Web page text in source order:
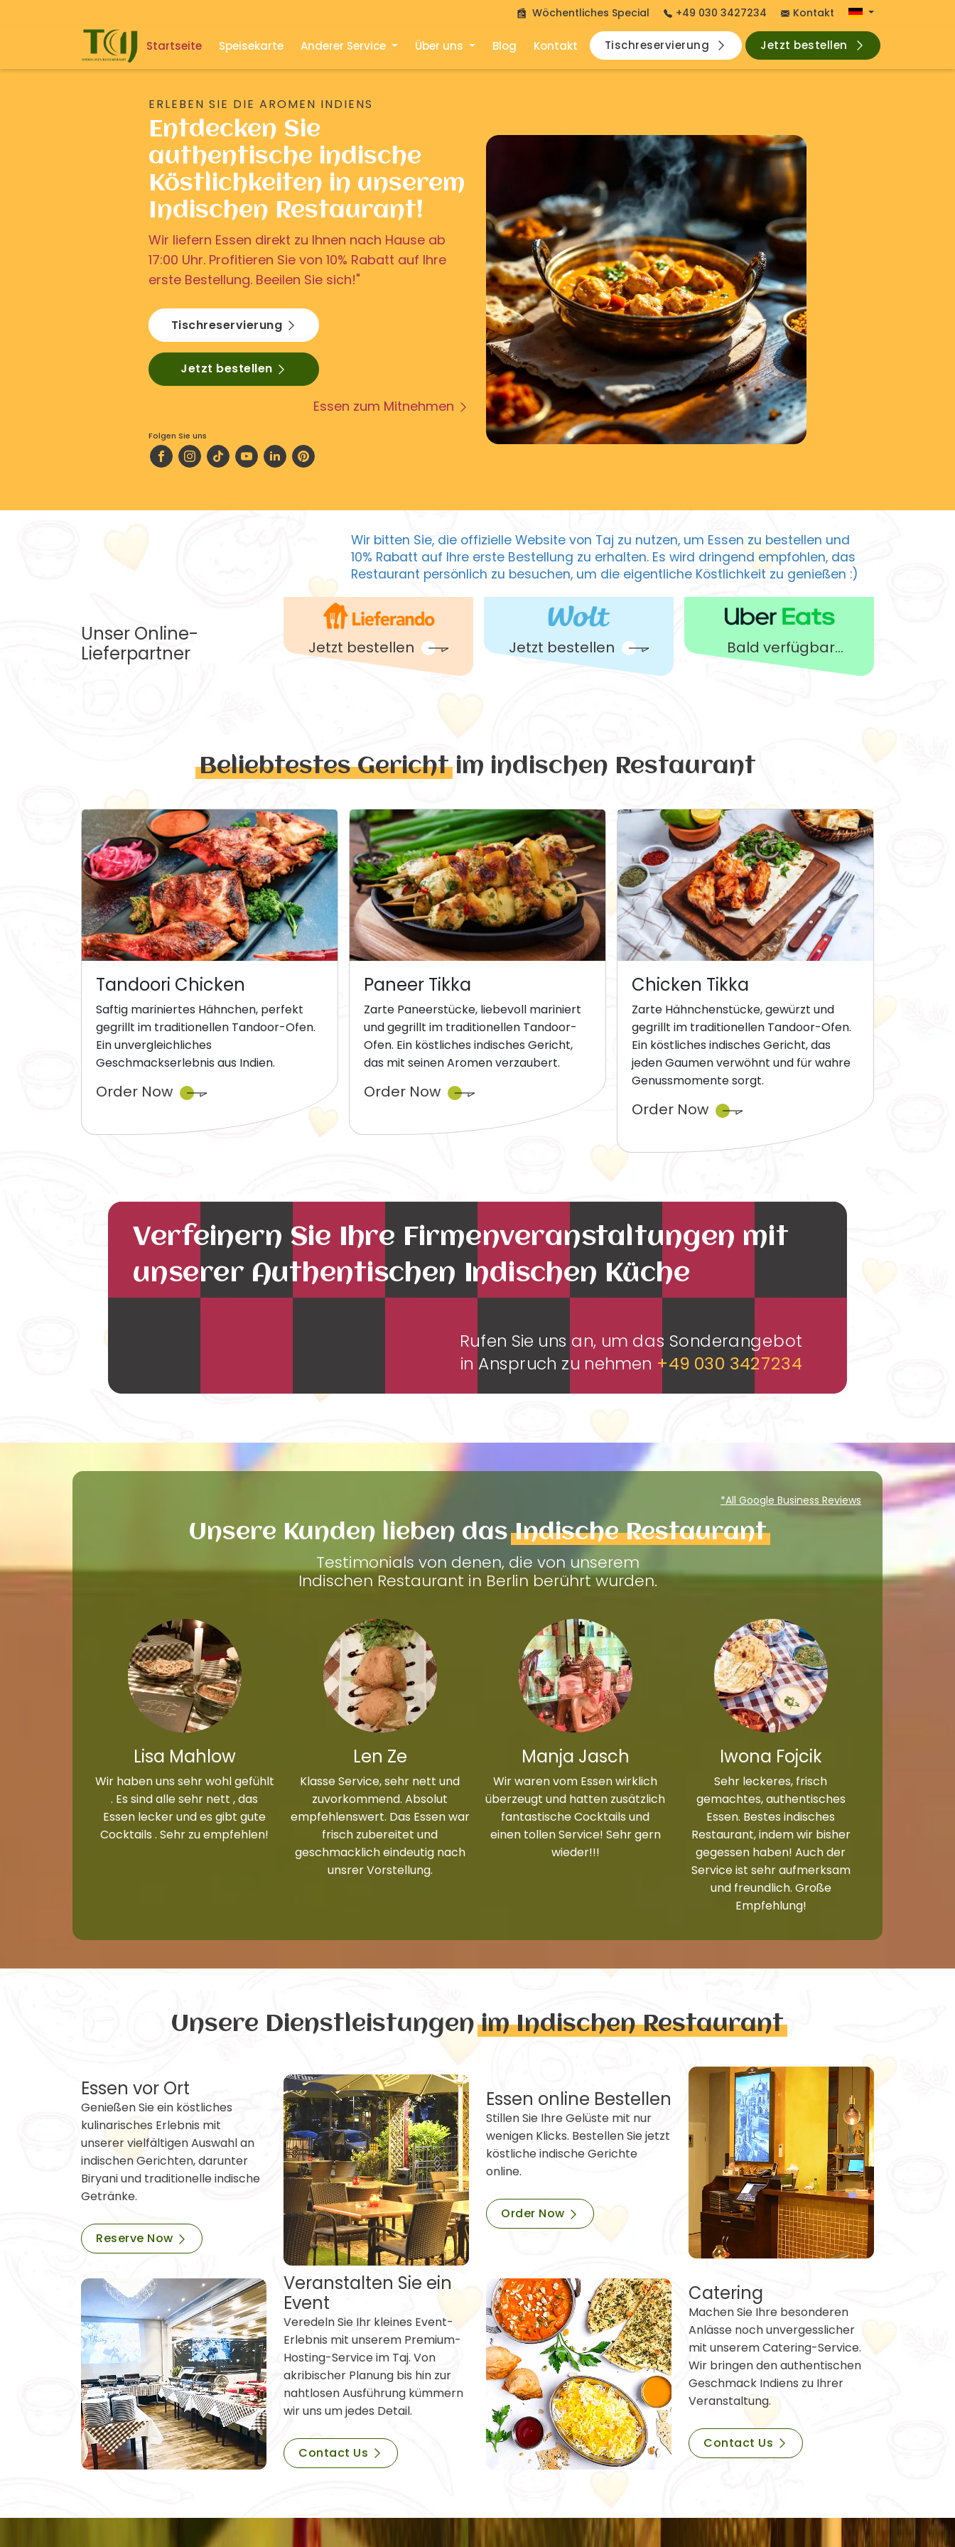
Wöchentliches Special +49 030 3427234 Kontakt
Startseite Speisekarte Anderer Service Über uns Blog Kontakt Tischreservierung Jetzt bestellen
ERLEBEN SIE DIE AROMEN INDIENS
Entdecken Sie
authentische indische
Köstlichkeiten in unserem
Indischen Restaurant!
Wir liefern Essen direkt zu Ihnen nach Hause ab
17:00 Uhr. Profitieren Sie von 10% Rabatt auf Ihre
erste Bestellung. Beeilen Sie sich!"
Tischreservierung
Jetzt bestellen
Essen zum Mitnehmen
Folgen Sie uns
Wir bitten Sie, die offizielle Website von Taj zu nutzen, um Essen zu bestellen und
10% Rabatt auf Ihre erste Bestellung zu erhalten. Es wird dringend empfohlen, das
Restaurant persönlich zu besuchen, um die eigentliche Köstlichkeit zu genießen :)
Unser Online-
Lieferpartner
Jetzt bestellen Jetzt bestellen Bald verfügbar...
Beliebtestes Gerichtim indischen Restaurant
Tandoori Chicken
Saftig mariniertes Hähnchen, perfekt
gegrillt im traditionellen Tandoor-Ofen.
Ein unvergleichliches
Geschmackserlebnis aus Indien.
Order Now
Paneer Tikka
Zarte Paneerstücke, liebevoll mariniert
und gegrillt im traditionellen Tandoor-
Ofen. Ein köstliches indisches Gericht,
das mit seinen Aromen verzaubert.
Order Now
Chicken Tikka
Zarte Hähnchenstücke, gewürzt und
gegrillt im traditionellen Tandoor-Ofen.
Ein köstliches indisches Gericht, das
jeden Gaumen verwöhnt und für wahre
Genussmomente sorgt.
Order Now
Verfeinern Sie Ihre Firmenveranstaltungen mit
unserer Authentischen Indischen Küche
Rufen Sie uns an, um das Sonderangebot
in Anspruch zu nehmen +49 030 3427234
*All Google Business Reviews
Unsere Kunden lieben dasIndische Restaurant
Testimonials von denen, die von unserem
Indischen Restaurant in Berlin berührt wurden.
Lisa Mahlow
Wir haben uns sehr wohl gefühlt
. Es sind alle sehr nett , das
Essen lecker und es gibt gute
Cocktails . Sehr zu empfehlen!
Len Ze
Klasse Service, sehr nett und
zuvorkommend. Absolut
empfehlenswert. Das Essen war
frisch zubereitet und
geschmacklich eindeutig nach
unsrer Vorstellung.
Manja Jasch
Wir waren vom Essen wirklich
überzeugt und hatten zusätzlich
fantastische Cocktails und
einen tollen Service! Sehr gern
wieder!!!
Iwona Fojcik
Sehr leckeres, frisch
gemachtes, authentisches
Essen. Bestes indisches
Restaurant, indem wir bisher
gegessen haben! Auch der
Service ist sehr aufmerksam
und freundlich. Große
Empfehlung!
Unsere Dienstleistungenim Indischen Restaurant
Essen vor Ort
Genießen Sie ein köstliches
kulinarisches Erlebnis mit
unserer vielfältigen Auswahl an
indischen Gerichten, darunter
Biryani und traditionelle indische
Getränke.
Reserve Now
Essen online Bestellen
Stillen Sie Ihre Gelüste mit nur
wenigen Klicks. Bestellen Sie jetzt
köstliche indische Gerichte
online.
Order Now
Veranstalten Sie ein
Event
Veredeln Sie Ihr kleines Event-
Erlebnis mit unserem Premium-
Hosting-Service im Taj. Von
akribischer Planung bis hin zur
nahtlosen Ausführung kümmern
wir uns um jedes Detail.
Contact Us
Catering
Machen Sie Ihre besonderen
Anlässe noch unvergesslicher
mit unserem Catering-Service.
Wir bringen den authentischen
Geschmack Indiens zu Ihrer
Veranstaltung.
Contact Us